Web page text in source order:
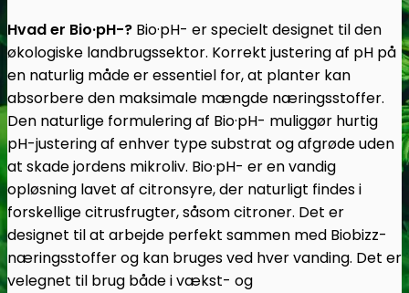
Hvad er Bio·pH-? Bio·pH- er specielt designet til den
økologiske landbrugssektor. Korrekt justering af pH på
en naturlig måde er essentiel for, at planter kan
absorbere den maksimale mængde næringsstoffer.
Den naturlige formulering af Bio·pH- muliggør hurtig
pH-justering af enhver type substrat og afgrøde uden
at skade jordens mikroliv. Bio·pH- er en vandig
opløsning lavet af citronsyre, der naturligt findes i
forskellige citrusfrugter, såsom citroner. Det er
designet til at arbejde perfekt sammen med Biobizz-
næringsstoffer og kan bruges ved hver vanding. Det er
velegnet til brug både i vækst- og